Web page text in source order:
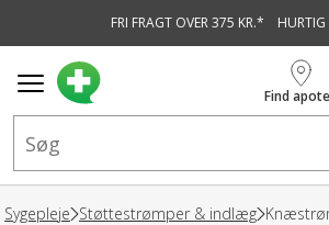
FRI FRAGT OVER 375 KR.* HURTIG
Find
Sygepleje Støttestrømper & indlæg